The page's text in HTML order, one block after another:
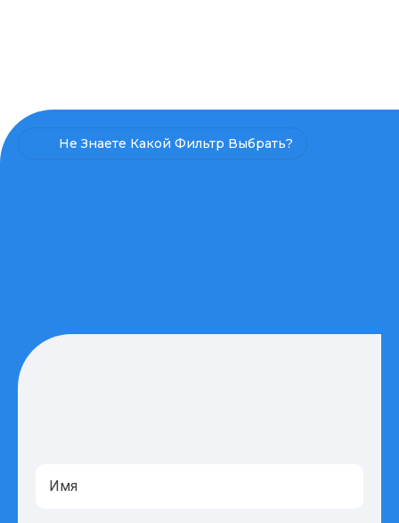
Не Знаете Какой Фильтр Выбрать?